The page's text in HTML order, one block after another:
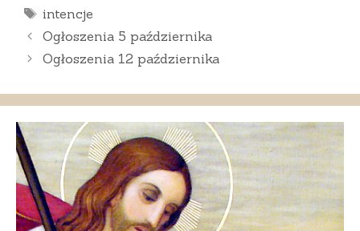
Tagi
intencje
Ogłoszenia 5 października
Ogłoszenia 12 października